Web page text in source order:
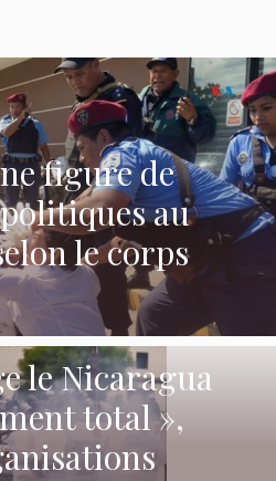
figure de
au
le corps
le Nicaragua
total »,